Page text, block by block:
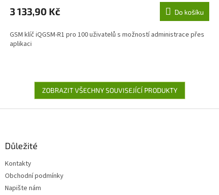
3 133,90 Kč Do košíku
GSM klíč iQGSM-R1 pro 100 uživatelů s možností administrace přes
aplikaci
ZOBRAZIT VŠECHNY SOUVISEJÍCÍ PRODUKTY
Důležité
Kontakty
Obchodní podmínky
Napište nám